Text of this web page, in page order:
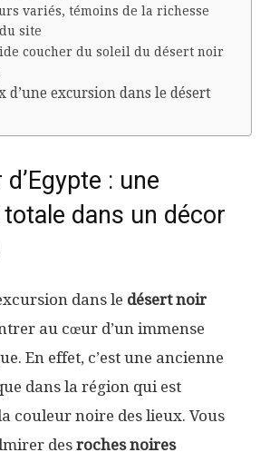
variés, témoins de la richesse
site
coucher du soleil du désert noir
d’une excursion dans le désert
: une
dans un décor
dans le désert noir
au cœur d’un immense
En effet, c’est une ancienne
dans la région qui est
couleur noire des lieux. Vous
des roches noires